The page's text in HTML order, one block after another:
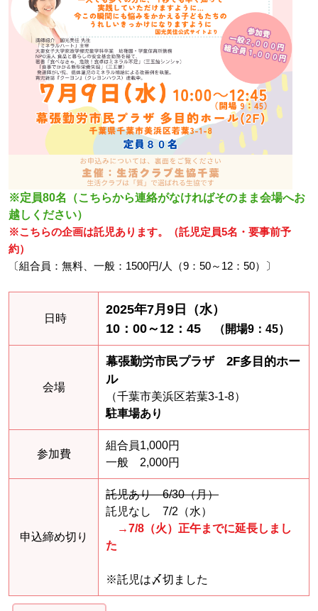
※定員80名（こちらから連絡がなければそのまま会場へお
越しください）
※こちらの企画は託児あります。（託児定員5名・要事前予
約）
〔組合員：無料、一般：1500円/人（9：50～12：50）〕
日時
2025年7月9日（水）
10：00～12：45
（開場9：45）
会場
幕張勤労市民プラザ 2F多目的ホー
ル
（千葉市美浜区若葉3-1-8）
駐車場あり
参加費
組合員1,000円
一般 2,000円
申込締め切り
託児あり 6/30（月）
託児なし 7/2（水）
→7/8（火）正午までに延長しまし
た
※託児は〆切ました